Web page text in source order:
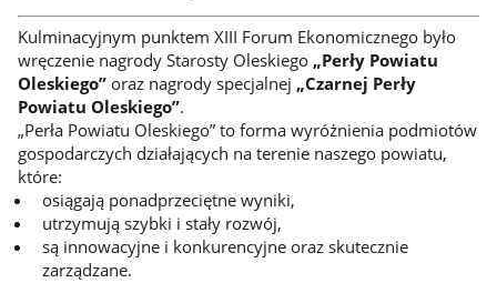
Kulminacyjnym punktem XIII Forum Ekonomicznego było
wręczenie nagrody Starosty Oleskiego „Perły Powiatu
Oleskiego”oraz nagrody specjalnej „Czarnej Perły
Powiatu Oleskiego”.
„Perła Powiatu Oleskiego” to forma wyróżnienia podmiotów
gospodarczych działających na terenie naszego powiatu,
które:
osiągają ponadprzeciętne wyniki,
utrzymują szybki i stały rozwój,
są innowacyjne i konkurencyjne oraz skutecznie
zarządzane.